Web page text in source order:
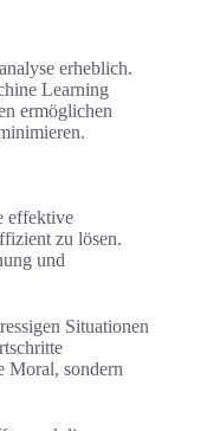
erheblich.
Learning
ermöglichen
effektive
zu lösen.
und
Situationen
Moral, sondern